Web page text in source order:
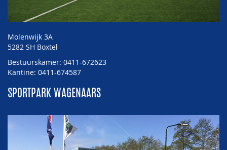
Molenwijk 3A
5282 SH Boxtel
Bestuurskamer: 0411-672623
Kantine: 0411-674587
SPORTPARK WAGENAARS